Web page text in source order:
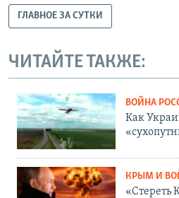
ГЛАВНОЕ ЗА СУТКИ
ЧИТАЙТЕ ТАКЖЕ:
ВОЙНА
Как
КРЫМ И
«Стереть